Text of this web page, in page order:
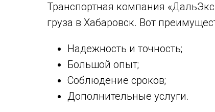
Транспортная компания
груза в Хабаровск. Вот
Надежность и точность;
Большой опыт;
Соблюдение сроков;
Дополнительные услуги.